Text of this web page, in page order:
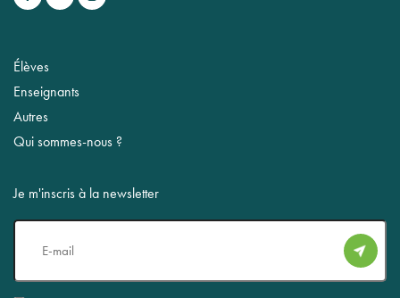
Élèves
Enseignants
Autres
Qui sommes-nous ?
Je m'inscris à la newsletter